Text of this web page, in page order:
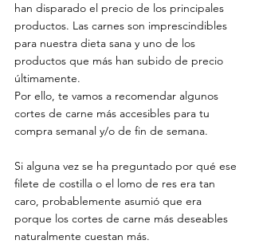
han disparado el precio de los principales
productos. Las carnes son imprescindibles
para nuestra dieta sana y uno de los
productos que más han subido de precio
últimamente.
Por ello, te vamos a recomendar algunos
cortes de carne más accesibles para tu
compra​​ semanal y/o de fin de semana.
Si alguna vez se ha preguntado por qué ese
filete de costilla o el lomo de res era tan
caro, probablemente asumió que era
porque los cortes de carne más deseables
naturalmente cuestan más.